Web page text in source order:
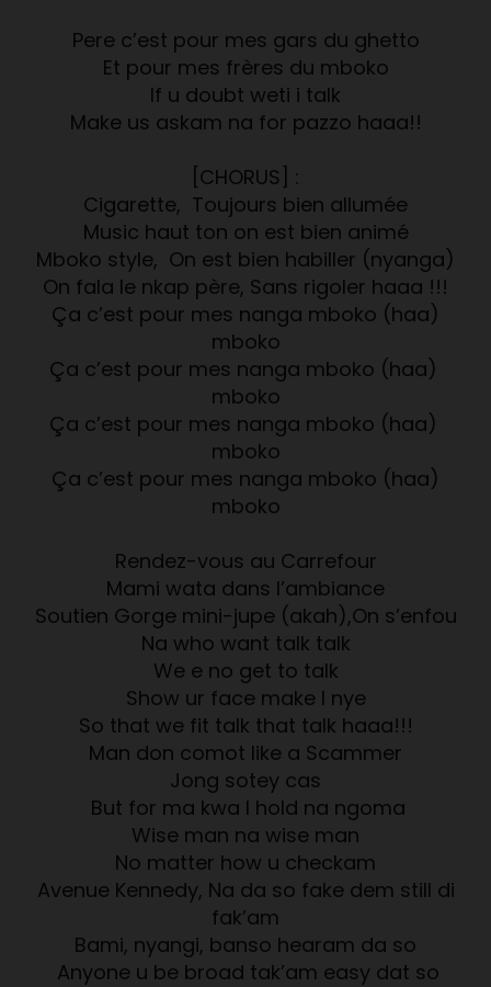
Pere c’est pour mes gars du ghetto
Et pour mes frères du mboko
If u doubt weti i talk
Make us askam na for pazzo haaa!!
[CHORUS] :
Cigarette, Toujours bien allumée
Music haut ton on est bien animé
Mboko style, On est bien habiller (nyanga)
On fala le nkap père, Sans rigoler haaa !!!
Ça c’est pour mes nanga mboko (haa)
mboko
Ça c’est pour mes nanga mboko (haa)
mboko
Ça c’est pour mes nanga mboko (haa)
mboko
Ça c’est pour mes nanga mboko (haa)
mboko
Rendez-vous au Carrefour
Mami wata dans l’ambiance
Soutien Gorge mini-jupe (akah),On s’enfou
Na who want talk talk
We e no get to talk
Show ur face make I nye
So that we fit talk that talk haaa!!!
Man don comot like a Scammer
Jong sotey cas
But for ma kwa I hold na ngoma
Wise man na wise man
No matter how u checkam
Avenue Kennedy, Na da so fake dem still di
fak’am
Bami, nyangi, banso hearam da so
Anyone u be broad tak’am easy dat so